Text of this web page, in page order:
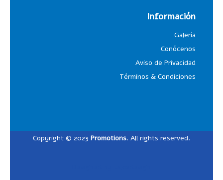
Información
Galería
Conócenos
Aviso de Privacidad
Términos & Condiciones
Copyright © 2023 Promotions. All rights reserved.